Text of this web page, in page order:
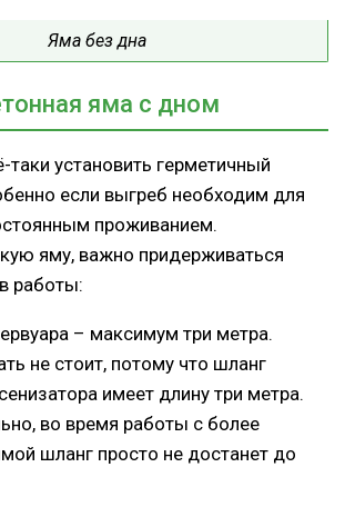
Яма без дна
яма с дном
таки установить герметичный
если выгреб необходим для
проживанием.
яму, важно придерживаться
работы:
– максимум три метра.
не стоит, потому что шланг
имеет длину три метра.
во время работы с более
шланг просто не достанет до